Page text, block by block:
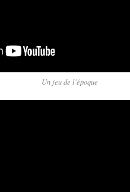
Un jeu de l'époque